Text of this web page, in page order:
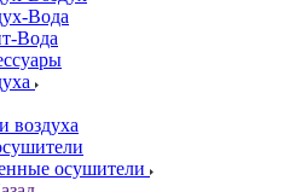
Вода
Вода
воздуха
осушители